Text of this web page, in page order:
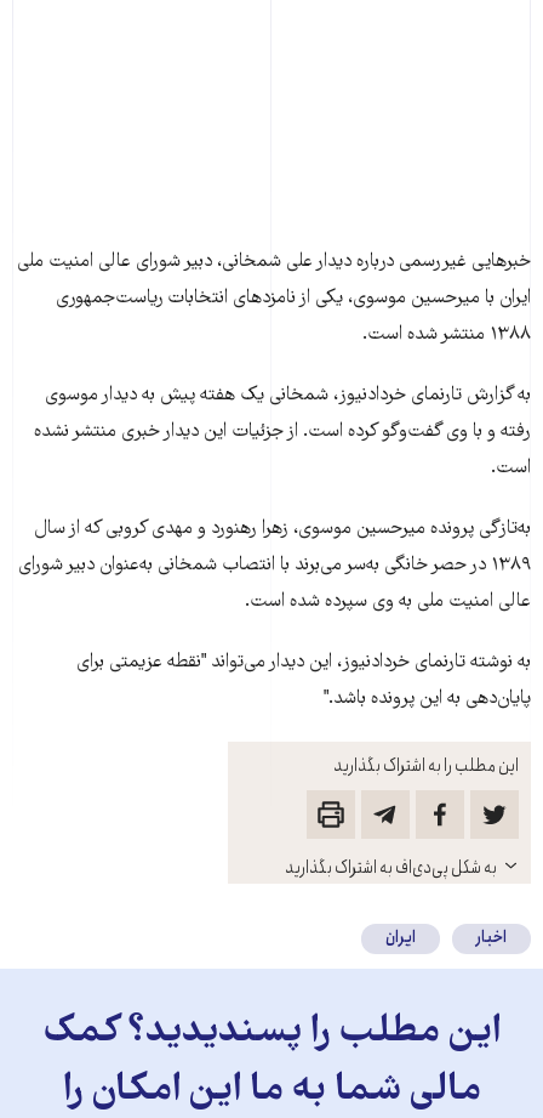
این مطلب را به اشتراک بگذارید
باز
کنید
به شکل پی‌دی‌اف به اشتراک بگذارید
خبرهایی غيررسمی درباره ديدار علی شمخانی، دبير شورای عالی امنيت ملی
ايران با ميرحسين موسوی، يکی از نامزدهای انتخابات رياست‌جمهوری
۱۳۸۸ منتشر شده است.
به گزارش تارنمای خردادنيوز، شمخانی يک هفته پيش به ديدار موسوی
رفته و با وی گفت‌وگو کرده است. از جزئيات اين ديدار خبری منتشر نشده
است.
به‌تازگی پرونده ميرحسين موسوی، زهرا رهنورد و مهدی کروبی که از سال
۱۳۸۹ در حصر خانگی به‌سر می‌برند با انتصاب شمخانی به‌عنوان دبير شورای
عالی امنيت ملی به وی سپرده شده است.
به نوشته تارنمای خردادنيوز، اين ديدار می‌تواند "نقطه عزيمتی برای
پايان‌دهی به اين پرونده باشد."
اخبار ایران
این مطلب را پسندیدید؟ کمک
مالی شما به ما این امکان را